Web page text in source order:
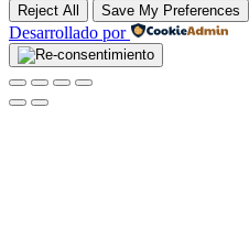
Reject All Save My Preferences
Desarrollado por